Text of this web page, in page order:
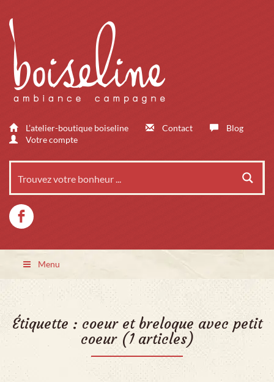
L’atelier-boutique boiseline Contact
Blog
Votre compte
Menu
Étiquette : coeur et breloque avec petit
coeur(1 articles)